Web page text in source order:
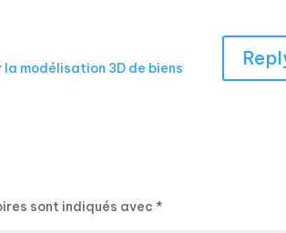
la modélisation 3D de biens
sont indiqués avec*